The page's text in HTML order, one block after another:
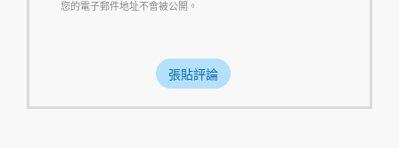
您的電子郵件地址不會被公開。